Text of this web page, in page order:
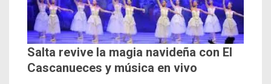
Salta revive la magia navideña con El
Cascanueces y música en vivo